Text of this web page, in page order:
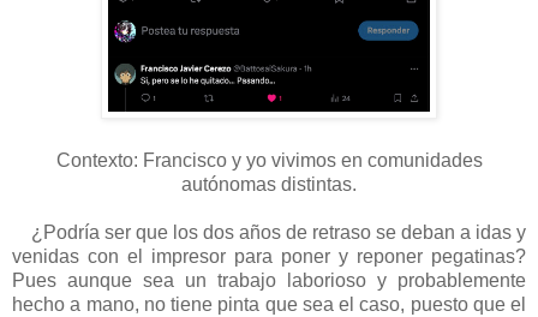
Contexto: Francisco y yo vivimos en comunidades
autónomas distintas.
¿Podría ser que los dos años de retraso se deban a idas y
venidas con el impresor para poner y reponer pegatinas?
Pues aunque sea un trabajo laborioso y probablemente
hecho a mano, no tiene pinta que sea el caso, puesto que el